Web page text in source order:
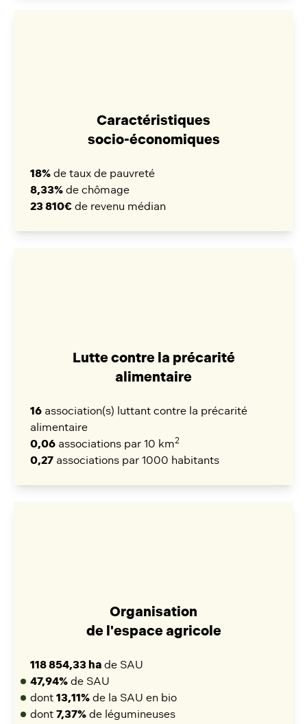
Caractéristiques
socio-économiques
18% de taux de pauvreté
8,33% de chômage
23 810€ de revenu médian
Lutte contre la précarité
alimentaire
16 association(s) luttant contre la précarité
alimentaire
0,06 associations par 10 km2
0,27 associations par 1000 habitants
Organisation
de l'espace agricole
118 854,33 ha de SAU
47,94% de SAU
dont 13,11% de la SAU en bio
dont 7,37% de légumineuses